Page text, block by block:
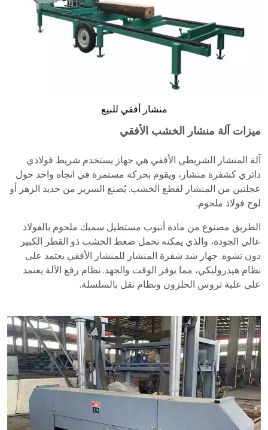
منشار أفقي للبيع
ميزات آلة منشار الخشب الأفقي
آلة المنشار الشريطي الأفقي هي جهاز يستخدم شريط فولاذي
دائري كشفرة منشار، ويقوم بحركة مستمرة في اتجاه واحد حول
عجلتين من المنشار لقطع الخشب. يُصنع السرير من حديد الزهر أو
لوح فولاذ ملحوم.
الطريق مصنوع من مادة أنبوب مستطيل سميك ملحوم بالفولاذ
عالي الجودة، والذي يمكنه تحمل ضغط الخشب ذو القطر الكبير
دون تشوه. جهاز شد شفرة المنشار للمنشار الأفقي يعتمد على
نظام هيدروليكي، مما يوفر الوقت والجهد. نظام رفع الآلة يعتمد
على علبة تروس الحلزون ونظام نقل بالسلسلة.